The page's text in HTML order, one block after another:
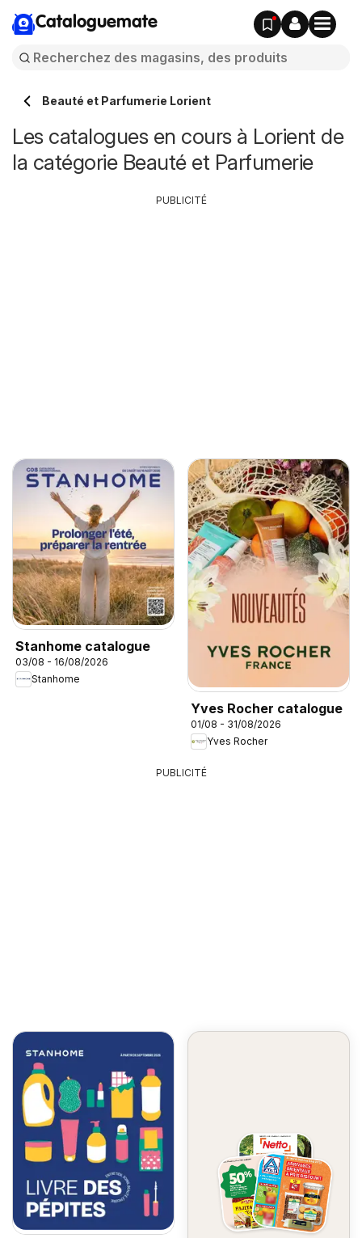
Cataloguemate
Beauté et Parfumerie Lorient
Les catalogues en cours à Lorient de
la catégorie Beauté et Parfumerie
Stanhome catalogue
03/08 - 16/08/2026
Stanhome
Yves Rocher catalogue
01/08 - 31/08/2026
Yves Rocher
PUBLICITÉ
PUBLICITÉ